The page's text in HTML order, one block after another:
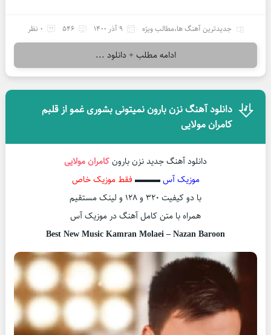
جدیدترین آهنگ ها،مطالب ویژه 9 آذر 1400 546 0 نظر
ادامه مطلب + دانلود ...
دانلود آهنگ نزن بارون نمیتونی بشوری غمو از قلبم
کامران مولایی
دانلود آهنگ جدید نزن بارونکامران مولایی
موزیک آس▬▬▬ فقط موزیک خاص
با دو کیفیت ۳۲۰ و ۱۲۸ و لینک مستقیم
همراه با متن کامل آهنگ در موزیک آس
Best New Music Kamran Molaei – Nazan Baroon